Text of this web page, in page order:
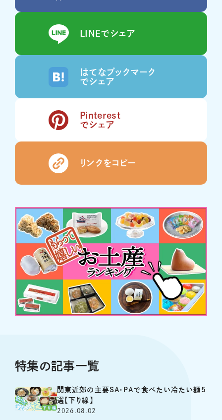
LINEでシェア
はてなブックマーク
でシェア
Pinterest
でシェア
リンクをコピー
特集の記事一覧
関東近郊の主要SA・PAで食べたい冷たい麺5
選【下り線】
2026.08.02